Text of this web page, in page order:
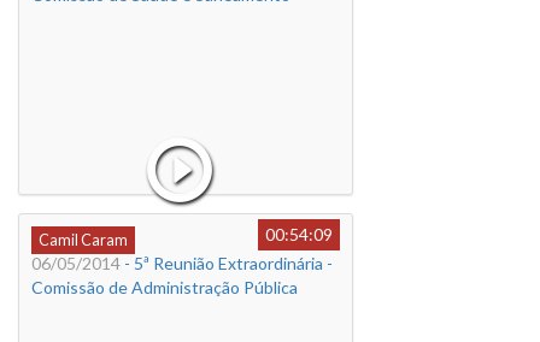
Camil Caram
00:54:09
06/05/2014 - 5ª Reunião Extraordinária -
Comissão de Administração Pública